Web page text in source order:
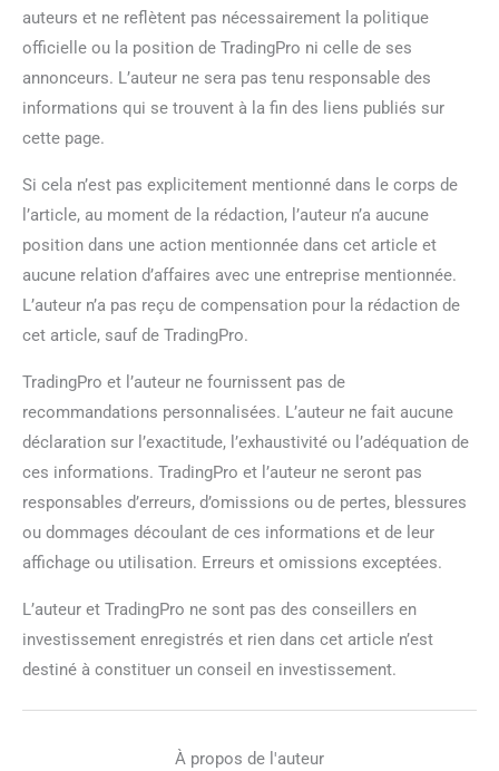
auteurs et ne reflètent pas nécessairement la politique
officielle ou la position de TradingPro ni celle de ses
annonceurs. L’auteur ne sera pas tenu responsable des
informations qui se trouvent à la fin des liens publiés sur
cette page.
Si cela n’est pas explicitement mentionné dans le corps de
l’article, au moment de la rédaction, l’auteur n’a aucune
position dans une action mentionnée dans cet article et
aucune relation d’affaires avec une entreprise mentionnée.
L’auteur n’a pas reçu de compensation pour la rédaction de
cet article, sauf de TradingPro.
TradingPro et l’auteur ne fournissent pas de
recommandations personnalisées. L’auteur ne fait aucune
déclaration sur l’exactitude, l’exhaustivité ou l’adéquation de
ces informations. TradingPro et l’auteur ne seront pas
responsables d’erreurs, d’omissions ou de pertes, blessures
ou dommages découlant de ces informations et de leur
affichage ou utilisation. Erreurs et omissions exceptées.
L’auteur et TradingPro ne sont pas des conseillers en
investissement enregistrés et rien dans cet article n’est
destiné à constituer un conseil en investissement.
À propos de l'auteur